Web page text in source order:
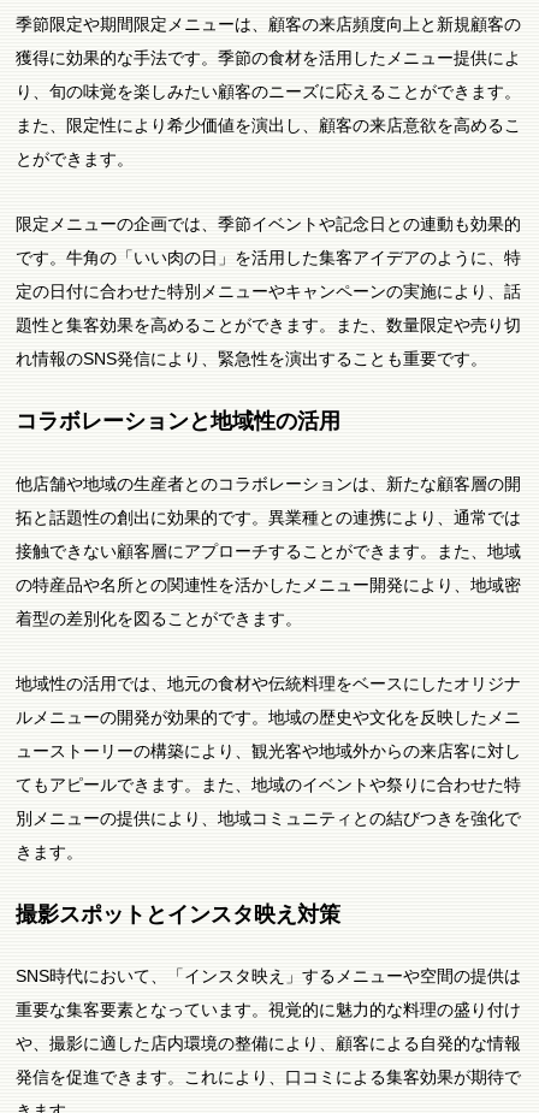
季節限定や期間限定メニューは、顧客の来店頻度向上と新規顧客の
獲得に効果的な手法です。季節の食材を活用したメニュー提供によ
り、旬の味覚を楽しみたい顧客のニーズに応えることができます。
また、限定性により希少価値を演出し、顧客の来店意欲を高めるこ
とができます。
限定メニューの企画では、季節イベントや記念日との連動も効果的
です。牛角の「いい肉の日」を活用した集客アイデアのように、特
定の日付に合わせた特別メニューやキャンペーンの実施により、話
題性と集客効果を高めることができます。また、数量限定や売り切
れ情報のSNS発信により、緊急性を演出することも重要です。
コラボレーションと地域性の活用
他店舗や地域の生産者とのコラボレーションは、新たな顧客層の開
拓と話題性の創出に効果的です。異業種との連携により、通常では
接触できない顧客層にアプローチすることができます。また、地域
の特産品や名所との関連性を活かしたメニュー開発により、地域密
着型の差別化を図ることができます。
地域性の活用では、地元の食材や伝統料理をベースにしたオリジナ
ルメニューの開発が効果的です。地域の歴史や文化を反映したメニ
ューストーリーの構築により、観光客や地域外からの来店客に対し
てもアピールできます。また、地域のイベントや祭りに合わせた特
別メニューの提供により、地域コミュニティとの結びつきを強化で
きます。
撮影スポットとインスタ映え対策
SNS時代において、「インスタ映え」するメニューや空間の提供は
重要な集客要素となっています。視覚的に魅力的な料理の盛り付け
や、撮影に適した店内環境の整備により、顧客による自発的な情報
発信を促進できます。これにより、口コミによる集客効果が期待で